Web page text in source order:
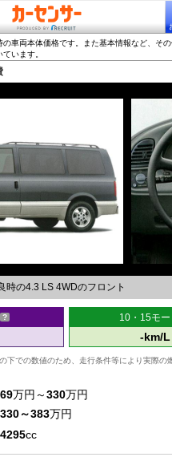
車両本体価格です。また基本情報など、そ
います。
時の4.3 LS 4WDのフロント
10・15モー
-km/L
下での数値のため、走行条件等により実際の
69万円～330万円
330～383万円
4295cc